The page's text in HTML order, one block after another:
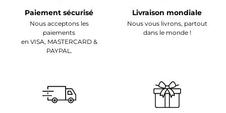
Paiement sécurisé
Nous acceptons les
paiements
en VISA, MASTERCARD &
PAYPAL.
Livraison mondiale
Nous vous livrons, partout
dans le monde !